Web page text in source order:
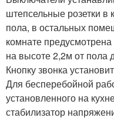
штепсельные розетки в
пола, в остальных
комнате
на высоте 2,2м от пола
Кнопку звонка
Для бесперебойной
установленного на
стабилизатор